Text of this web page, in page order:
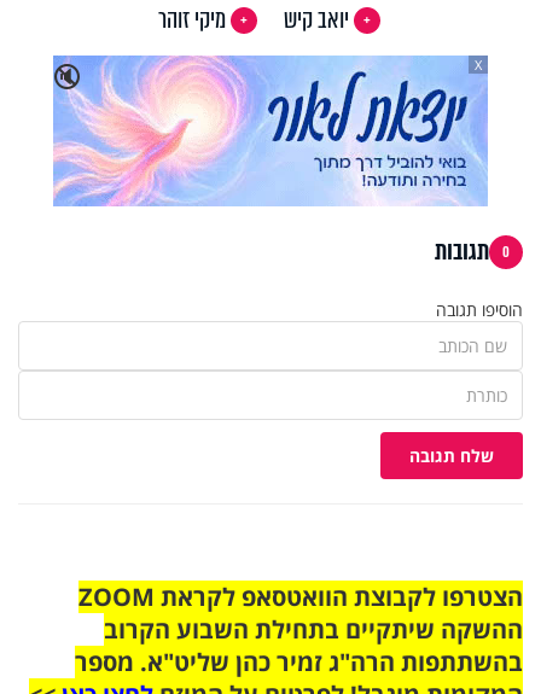
יואב קיש
מיקי זוהר
🔇
X
0 תגובות
הוסיפו תגובה
שלח תגובה
הצטרפו לקבוצת הוואטסאפ לקראת ZOOM
ההשקה שיתקיים בתחילת השבוע הקרוב
בהשתתפות הרה"ג זמיר כהן שליט"א. מספר